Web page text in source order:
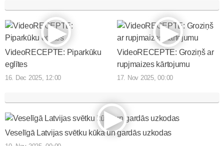
VideoRECEPTE: Piparkūku
eglītes
16. Dec 2025, 12:00
VideoRECEPTE: Groziņš ar
rupjmaizes kārtojumu
17. Nov 2025, 00:00
Veselīgā Latvijas svētku kūka un gardās uzkodas